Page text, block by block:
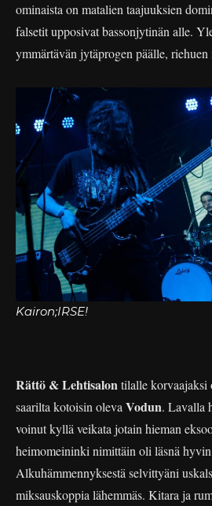
ominaista on matalien taajuuksien
falsetit upposivat bassonjytinän alle.
ymmärtävän jytäprogen päälle,
Kairon;IRSE!
Rättö & Lehtisalontilalle
saarilta kotoisin oleva Vodun. Lavalla
voinut kyllä veikata jotain hieman
heimomeininki nimittäin oli läsnä
Alkuhämmennyksestä selvittyäni
miksauskoppia lähemmäs. Kitara ja